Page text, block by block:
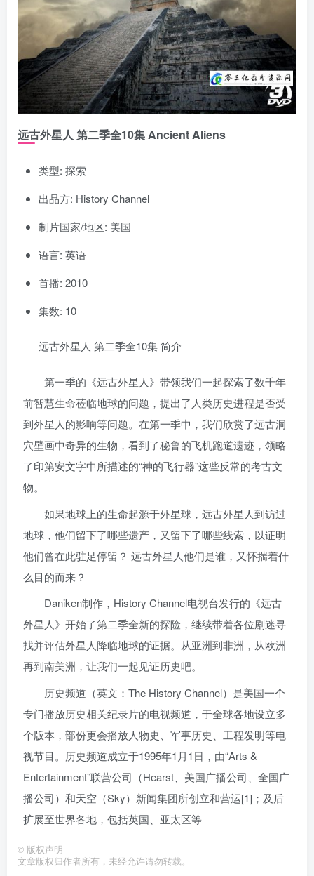
远古外星人 第二季全10集 Ancient Aliens
类型: 探索
出品方: History Channel
制片国家/地区: 美国
语言: 英语
首播: 2010
集数: 10
远古外星人 第二季全10集 简介
第一季的《远古外星人》带领我们一起探索了数千年
前智慧生命莅临地球的问题，提出了人类历史进程是否受
到外星人的影响等问题。在第一季中，我们欣赏了远古洞
穴壁画中奇异的生物，看到了秘鲁的飞机跑道遗迹，领略
了印第安文字中所描述的“神的飞行器”这些反常的考古文
物。
如果地球上的生命起源于外星球，远古外星人到访过
地球，他们留下了哪些遗产，又留下了哪些线索，以证明
他们曾在此驻足停留？ 远古外星人他们是谁，又怀揣着什
么目的而来？
Daniken制作，History Channel电视台发行的《远古
外星人》开始了第二季全新的探险，继续带着各位剧迷寻
找并评估外星人降临地球的证据。从亚洲到非洲，从欧洲
再到南美洲，让我们一起见证历史吧。
历史频道（英文：The History Channel）是美国一个
专门播放历史相关纪录片的电视频道，于全球各地设立多
个版本，部份更会播放人物史、军事历史、工程发明等电
视节目。历史频道成立于1995年1月1日，由“Arts &
Entertainment”联营公司（Hearst、美国广播公司、全国广
播公司）和天空（Sky）新闻集团所创立和营运[1]；及后
扩展至世界各地，包括英国、亚太区等
© 版权声明
文章版权归作者所有，未经允许请勿转载。